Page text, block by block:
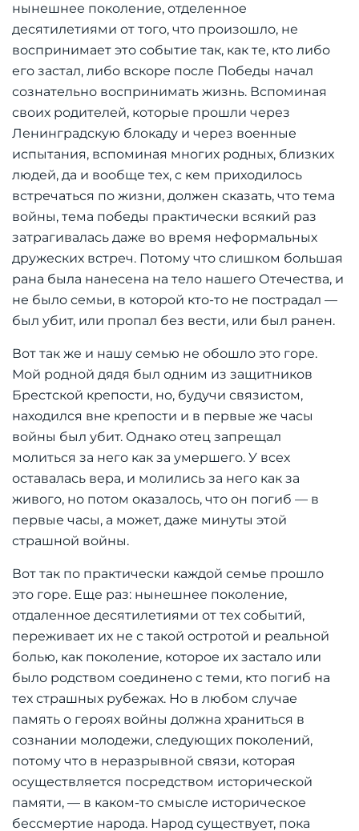
нынешнее поколение, отделенное
десятилетиями от того, что произошло, не
воспринимает это событие так, как те, кто либо
его застал, либо вскоре после Победы начал
сознательно воспринимать жизнь. Вспоминая
своих родителей, которые прошли через
Ленинградскую блокаду и через военные
испытания, вспоминая многих родных, близких
людей, да и вообще тех, с кем приходилось
встречаться по жизни, должен сказать, что тема
войны, тема победы практически всякий раз
затрагивалась даже во время неформальных
дружеских встреч. Потому что слишком большая
рана была нанесена на тело нашего Отечества, и
не было семьи, в которой кто-то не пострадал —
был убит, или пропал без вести, или был ранен.
Вот так же и нашу семью не обошло это горе.
Мой родной дядя был одним из защитников
Брестской крепости, но, будучи связистом,
находился вне крепости и в первые же часы
войны был убит. Однако отец запрещал
молиться за него как за умершего. У всех
оставалась вера, и молились за него как за
живого, но потом оказалось, что он погиб — в
первые часы, а может, даже минуты этой
страшной войны.
Вот так по практически каждой семье прошло
это горе. Еще раз: нынешнее поколение,
отдаленное десятилетиями от тех событий,
переживает их не с такой остротой и реальной
болью, как поколение, которое их застало или
было родством соединено с теми, кто погиб на
тех страшных рубежах. Но в любом случае
память о героях войны должна храниться в
сознании молодежи, следующих поколений,
потому что в неразрывной связи, которая
осуществляется посредством исторической
памяти, — в каком-то смысле историческое
бессмертие народа. Народ существует, пока